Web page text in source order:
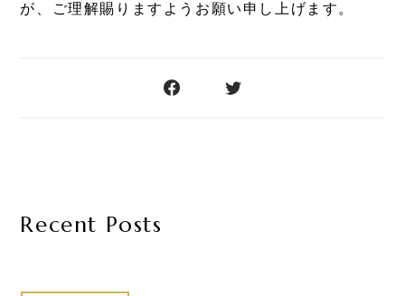
が、ご理解賜りますようお願い申し上げます。
Recent Posts